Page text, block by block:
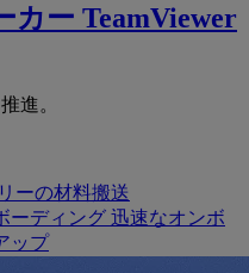
カー TeamViewer
進。
ーの材料搬送
ーディング 迅速なオンボ
ップ